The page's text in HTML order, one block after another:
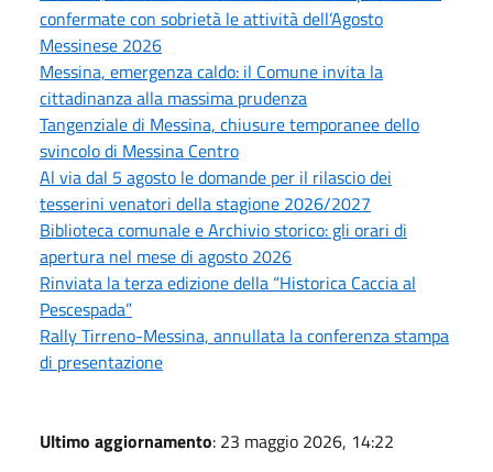
confermate con sobrietà le attività dell’Agosto
Messinese 2026
Messina, emergenza caldo: il Comune invita la
cittadinanza alla massima prudenza
Tangenziale di Messina, chiusure temporanee dello
svincolo di Messina Centro
Al via dal 5 agosto le domande per il rilascio dei
tesserini venatori della stagione 2026/2027
Biblioteca comunale e Archivio storico: gli orari di
apertura nel mese di agosto 2026
Rinviata la terza edizione della “Historica Caccia al
Pescespada”
Rally Tirreno-Messina, annullata la conferenza stampa
di presentazione
Ultimo aggiornamento: 23 maggio 2026, 14:22